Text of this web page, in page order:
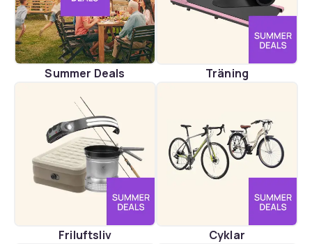
Summer Deals Träning
Friluftsliv Cyklar